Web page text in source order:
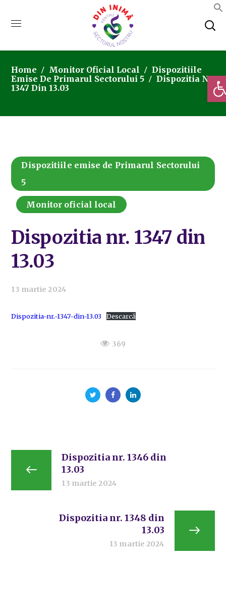
Home Monitor Oficial Local
Dispozitiile
Emise De Primarul Sectorului 5
Dispozitia Nr.
1347 Din 13.03
Dispozitiile emise de Primarul Sectorului
5
Monitor oficial local
Dispozitia nr. 1347 din
13.03
13 martie 2024
Dispozitia-nr.-1347-din-13.03 Descarcă
369
Dispozitia nr. 1346 din
13.03
13 martie 2024
Dispozitia nr. 1348 din
13.03
13 martie 2024